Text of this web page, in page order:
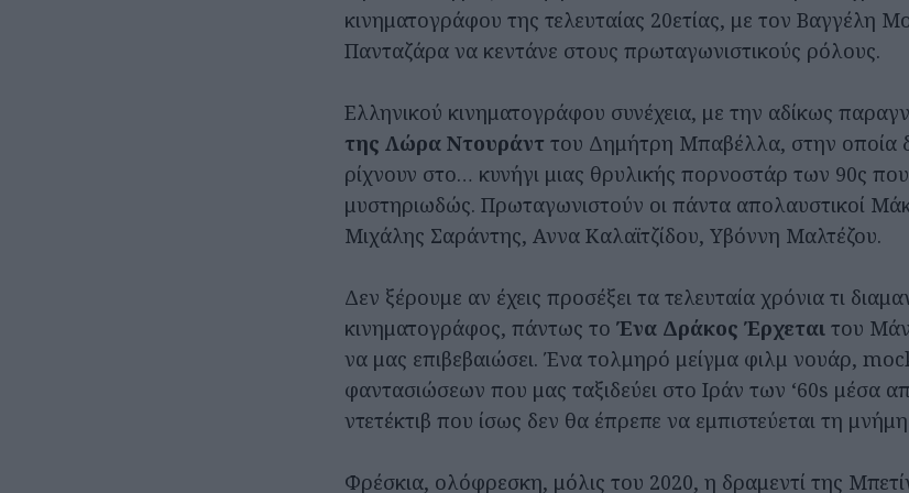
κινηματογράφου της τελευταίας 20ετίας, με τον Βαγγέλη
Πανταζάρα να κεντάνε στους πρωταγωνιστικούς ρόλους.
Ελληνικού κινηματογράφου συνέχεια, με την αδίκως
της Λώρα Ντουράντ του Δημήτρη Μπαβέλλα, στην οποία
ρίχνουν στο… κυνήγι μιας θρυλικής πορνοστάρ των 90ς που
μυστηριωδώς. Πρωταγωνιστούν οι πάντα απολαυστικοί
Μιχάλης Σαράντης, Αννα Καλαϊτζίδου, Υβόννη Μαλτέζου.
Δεν ξέρουμε αν έχεις προσέξει τα τελευταία χρόνια τι
κινηματογράφος, πάντως το Ένα Δράκος Έρχεταιτου
να μας επιβεβαιώσει. Ένα τολμηρό μείγμα φιλμ νουάρ,
φαντασιώσεων που μας ταξιδεύει στο Ιράν των ‘60s μέσα
ντετέκτιβ που ίσως δεν θα έπρεπε να εμπιστεύεται τη
Φρέσκια, ολόφρεσκη, μόλις του 2020, η δραμεντί της